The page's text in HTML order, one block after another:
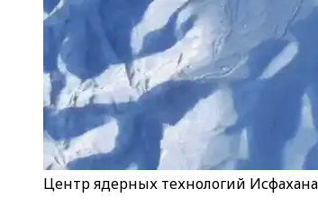
Центр ядерных технологий